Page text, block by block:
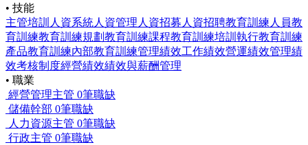
• 技能
主管培訓 人資系統人資管理 人資招募 人資招聘教育訓練 人員教
育訓練教育訓練規劃教育訓練課程教育訓練培訓 執行教育訓練
產品教育訓練內部教育訓練管理績效工作績效營運績效管理績
效考核制度經營績效績效與薪酬管理
• 職業
經營管理主管 0筆職缺
儲備幹部 0筆職缺
人力資源主管 0筆職缺
行政主管 0筆職缺